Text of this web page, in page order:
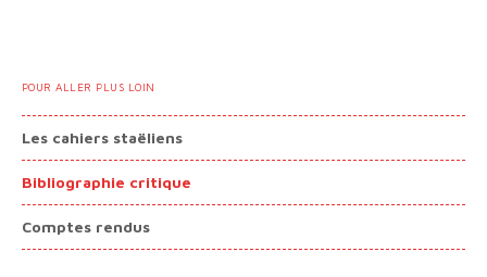
POUR ALLER PLUS LOIN
Les cahiers staëliens
Bibliographie critique
Comptes rendus